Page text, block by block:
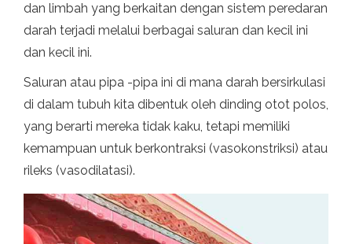
dan limbah yang berkaitan dengan sistem peredaran
darah terjadi melalui berbagai saluran dan kecil ini
dan kecil ini.
Saluran atau pipa -pipa ini di mana darah bersirkulasi
di dalam tubuh kita dibentuk oleh dinding otot polos,
yang berarti mereka tidak kaku, tetapi memiliki
kemampuan untuk berkontraksi (vasokonstriksi) atau
rileks (vasodilatasi).